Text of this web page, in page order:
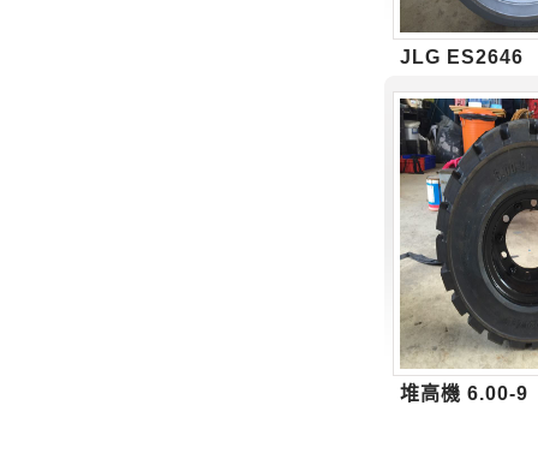
JLG ES2646
堆高機 6.00-9